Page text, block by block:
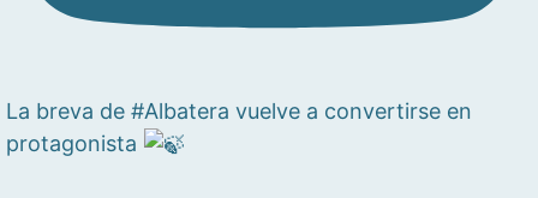
La breva de #Albatera vuelve a convertirse en
protagonista